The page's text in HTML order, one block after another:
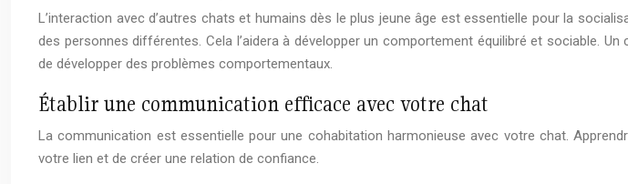
L’interaction avec d’autres chats et humains dès le plus jeune âge est essentielle pour la
des personnes différentes. Cela l’aidera à développer un comportement équilibré et sociable.
de développer des problèmes comportementaux.
Établir une communication efficace avec votre chat
La communication est essentielle pour une cohabitation harmonieuse avec votre chat.
votre lien et de créer une relation de confiance.